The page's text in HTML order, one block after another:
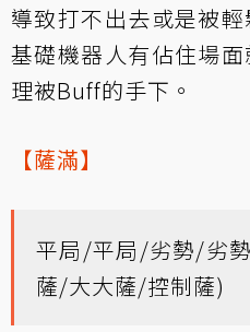
導致打不出去或是被
基礎機器人有佔住場
理被Buff的手下。
【薩滿】
平局/平局/劣勢/劣
薩/大大薩/控制薩)